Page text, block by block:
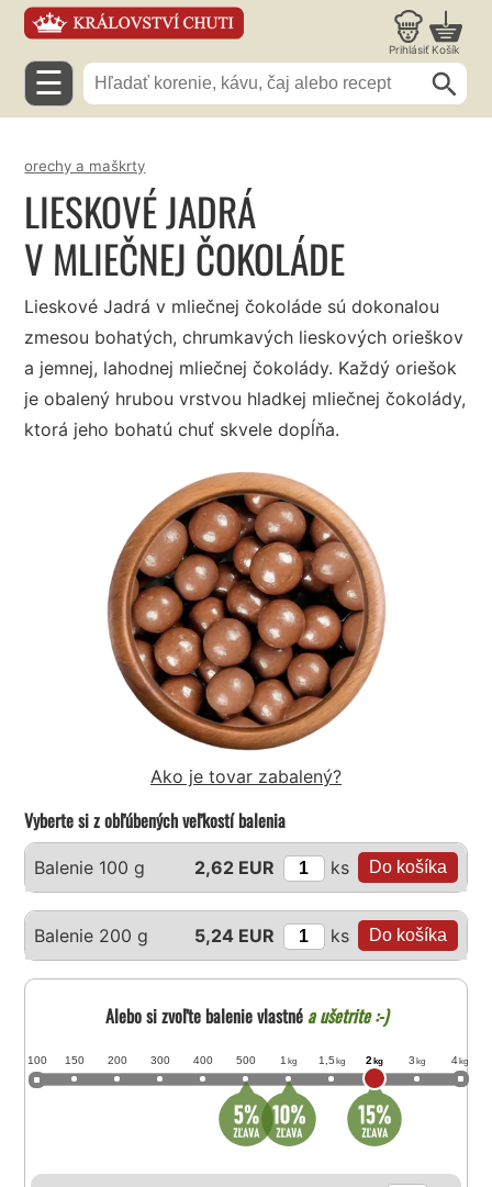
Prihlásiť Košík
☰
orechy a maškrty
LIESKOVÉ JADRÁ
V MLIEČNEJ ČOKOLÁDE
Lieskové Jadrá v mliečnej čokoláde sú dokonalou
zmesou bohatých, chrumkavých lieskových orieškov
a jemnej, lahodnej mliečnej čokolády. Každý oriešok
je obalený hrubou vrstvou hladkej mliečnej čokolády,
ktorá jeho bohatú chuť skvele dopĺňa.
Ako je tovar zabalený?
Vyberte si z obľúbených veľkostí balenia
Balenie 100 g 2,62 EUR ks
Balenie 200 g 5,24 EUR ks
Alebo si zvoľte balenie vlastnéa ušetrite :-)
100 150 200 300 400 500 1 kg 1,5 kg 2 kg 3 kg 4 kg